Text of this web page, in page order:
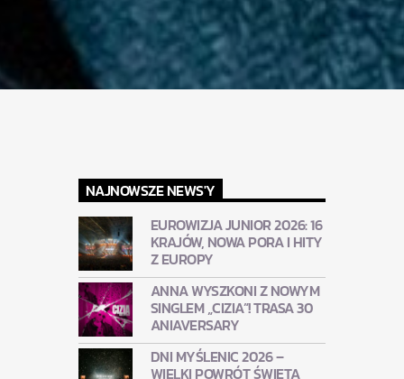
NAJNOWSZE NEWS'Y
EUROWIZJA JUNIOR 2026: 16
KRAJÓW, NOWA PORA I HITY
Z EUROPY
ANNA WYSZKONI Z NOWYM
SINGLEM „CIZIA”! TRASA 30
ANIAVERSARY
DNI MYŚLENIC 2026 –
WIELKI POWRÓT ŚWIĘTA